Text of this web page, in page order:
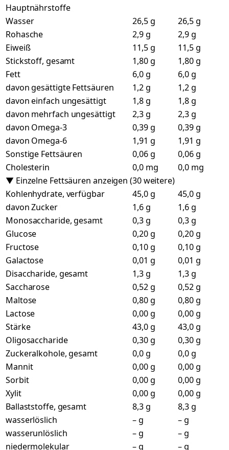
Hauptnährstoffe
Wasser
26,5 g
26,5 g
Rohasche
2,9 g
2,9 g
Eiweiß
11,5 g
11,5 g
Stickstoff, gesamt
1,80 g
1,80 g
Fett
6,0 g
6,0 g
davon gesättigte Fettsäuren
1,2 g
1,2 g
davon einfach ungesättigt
1,8 g
1,8 g
davon mehrfach ungesättigt
2,3 g
2,3 g
davon Omega-3
0,39 g
0,39 g
davon Omega-6
1,91 g
1,91 g
Sonstige Fettsäuren
0,06 g
0,06 g
Cholesterin
0,0 mg
0,0 mg
▼ Einzelne Fettsäuren anzeigen (30 weitere)
Kohlenhydrate, verfügbar
45,0 g
45,0 g
davon Zucker
1,6 g
1,6 g
Monosaccharide, gesamt
0,3 g
0,3 g
Glucose
0,20 g
0,20 g
Fructose
0,10 g
0,10 g
Galactose
0,01 g
0,01 g
Disaccharide, gesamt
1,3 g
1,3 g
Saccharose
0,52 g
0,52 g
Maltose
0,80 g
0,80 g
Lactose
0,00 g
0,00 g
Stärke
43,0 g
43,0 g
Oligosaccharide
0,30 g
0,30 g
Zuckeralkohole, gesamt
0,0 g
0,0 g
Mannit
0,00 g
0,00 g
Sorbit
0,00 g
0,00 g
Xylit
0,00 g
0,00 g
Ballaststoffe, gesamt
8,3 g
8,3 g
wasserlöslich
– g
– g
wasserunlöslich
– g
– g
niedermolekular
– g
– g